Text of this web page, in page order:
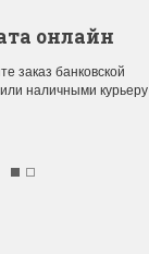
онлайн
заказ банковской
наличными курьеру